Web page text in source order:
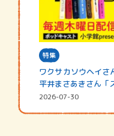
特集
ワクサカソウヘイさ
平井まさあきさん「
シャ…
2026-07-30